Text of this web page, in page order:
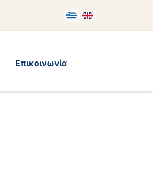
Επικοινωνία